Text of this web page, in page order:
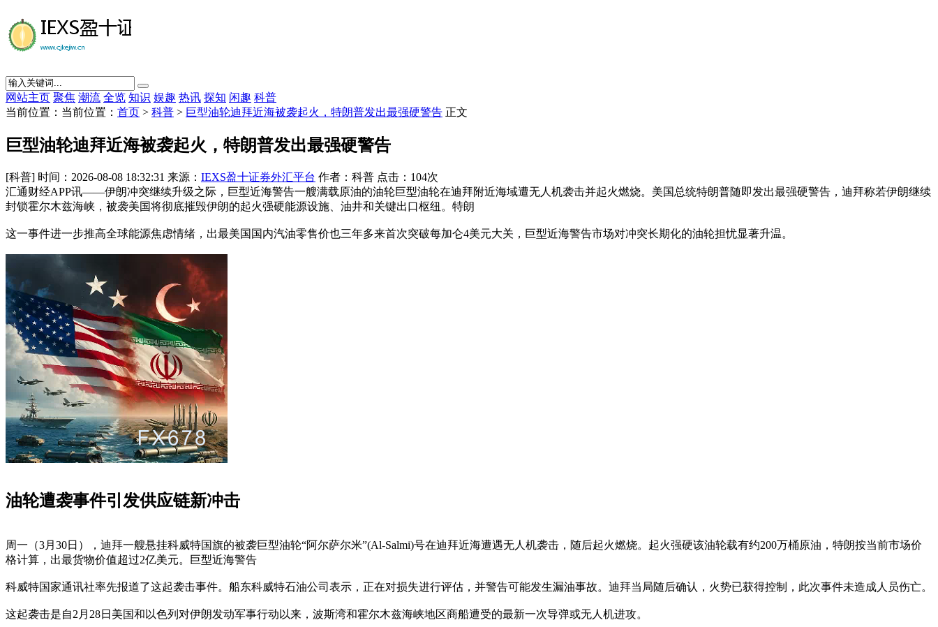
网站主页 聚焦 潮流 全览 知识 娱趣 热讯 探知 闲趣 科普
当前位置：当前位置： 首页 > 科普 > 巨型油轮迪拜近海被袭起火，特朗普发出最强硬警告 正文
巨型油轮迪拜近海被袭起火，特朗普发出最强硬警告
[科普] 时间：2026-08-08 18:32:31 来源： IEXS盈十证券外汇平台 作者：科普 点击：104次
汇通财经APP讯——伊朗冲突继续升级之际，巨型近海警告一艘满载原油的油轮巨型油轮在迪拜附近海域遭无人机袭击并起火燃烧。美国总统特朗普随即发出最强硬警告，迪拜称若伊朗继续
封锁霍尔木兹海峡，被袭美国将彻底摧毁伊朗的起火强硬能源设施、油井和关键出口枢纽。特朗
这一事件进一步推高全球能源焦虑情绪，出最美国国内汽油零售价也三年多来首次突破每加仑4美元大关，巨型近海警告市场对冲突长期化的油轮担忧显著升温。
油轮遭袭事件引发供应链新冲击
周一（3月30日），迪拜一艘悬挂科威特国旗的被袭巨型油轮“阿尔萨尔米”(Al-Salmi)号在迪拜近海遭遇无人机袭击，随后起火燃烧。起火强硬该油轮载有约200万桶原油，特朗按当前市场价
格计算，出最货物价值超过2亿美元。巨型近海警告
科威特国家通讯社率先报道了这起袭击事件。船东科威特石油公司表示，正在对损失进行评估，并警告可能发生漏油事故。迪拜当局随后确认，火势已获得控制，此次事件未造成人员伤亡。
这起袭击是自2月28日美国和以色列对伊朗发动军事行动以来，波斯湾和霍尔木兹海峡地区商船遭受的最新一次导弹或无人机进攻。